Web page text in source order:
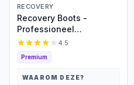
RECOVERY
Recovery Boots -
Professioneel
Beenmassage &
voor Bloedcirculatie -
Sport Gym Fitness -
4.5
Premium
WAAROM DEZE?